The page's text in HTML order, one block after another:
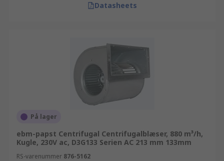
Datasheets
På lager
ebm-papst Centrifugal Centrifugalblæser, 880 m³/h,
Kugle, 230V ac, D3G133 Serien AC 213 mm 133mm
RS-varenummer 876-5162